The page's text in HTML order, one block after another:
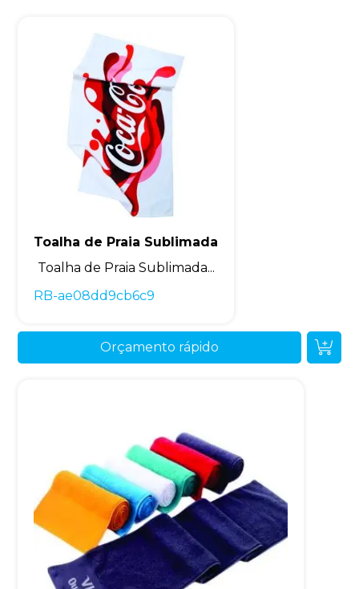
Toalha de Praia Sublimada
Toalha de Praia Sublimada...
RB-ae08dd9cb6c9
Orçamento rápido